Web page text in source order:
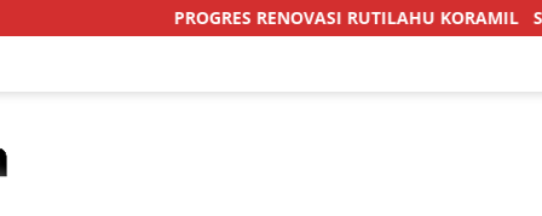
RENOVASI RUTILAHU KORAMIL SUKOMORO CAPAI 88